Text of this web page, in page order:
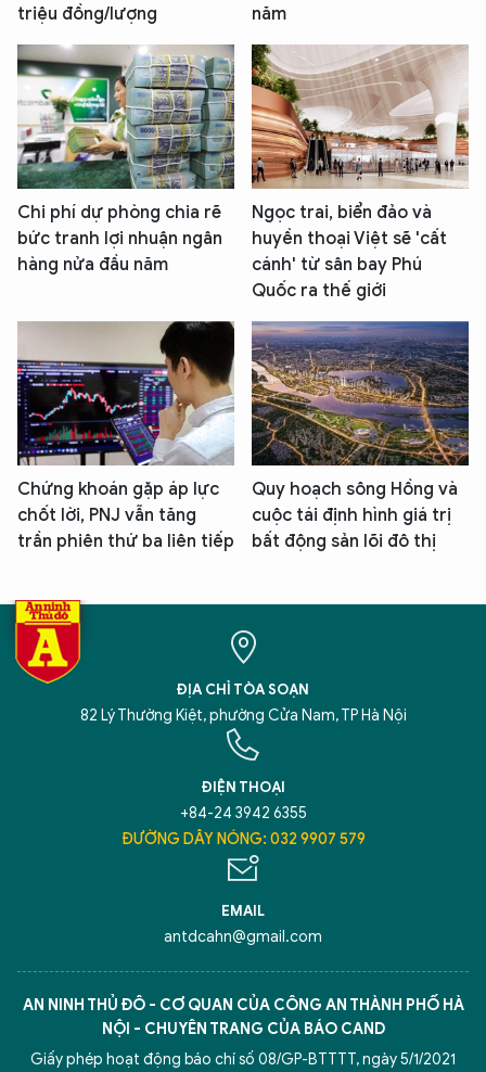
triệu đồng/lượng
năm
Chi phí dự phòng chia rẽ
bức tranh lợi nhuận ngân
hàng nửa đầu năm
Ngọc trai, biển đảo và
huyền thoại Việt sẽ 'cất
cánh' từ sân bay Phú
Quốc ra thế giới
Chứng khoán gặp áp lực
chốt lời, PNJ vẫn tăng
trần phiên thứ ba liên tiếp
Quy hoạch sông Hồng và
cuộc tái định hình giá trị
bất động sản lõi đô thị
ĐỊA CHỈ TÒA SOẠN
82 Lý Thường Kiệt, phường Cửa Nam, TP Hà Nội
ĐIỆN THOẠI
+84-24 3942 6355
ĐƯỜNG DÂY NÓNG: 032 9907 579
EMAIL
antdcahn@gmail.com
AN NINH THỦ ĐÔ - CƠ QUAN CỦA CÔNG AN THÀNH PHỐ HÀ
NỘI - CHUYÊN TRANG CỦA BÁO CAND
Giấy phép hoạt động báo chí số 08/GP-BTTTT, ngày 5/1/2021